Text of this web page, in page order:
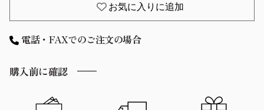
お気に入りに追加
電話・FAXでのご注文の場合
購入前に確認